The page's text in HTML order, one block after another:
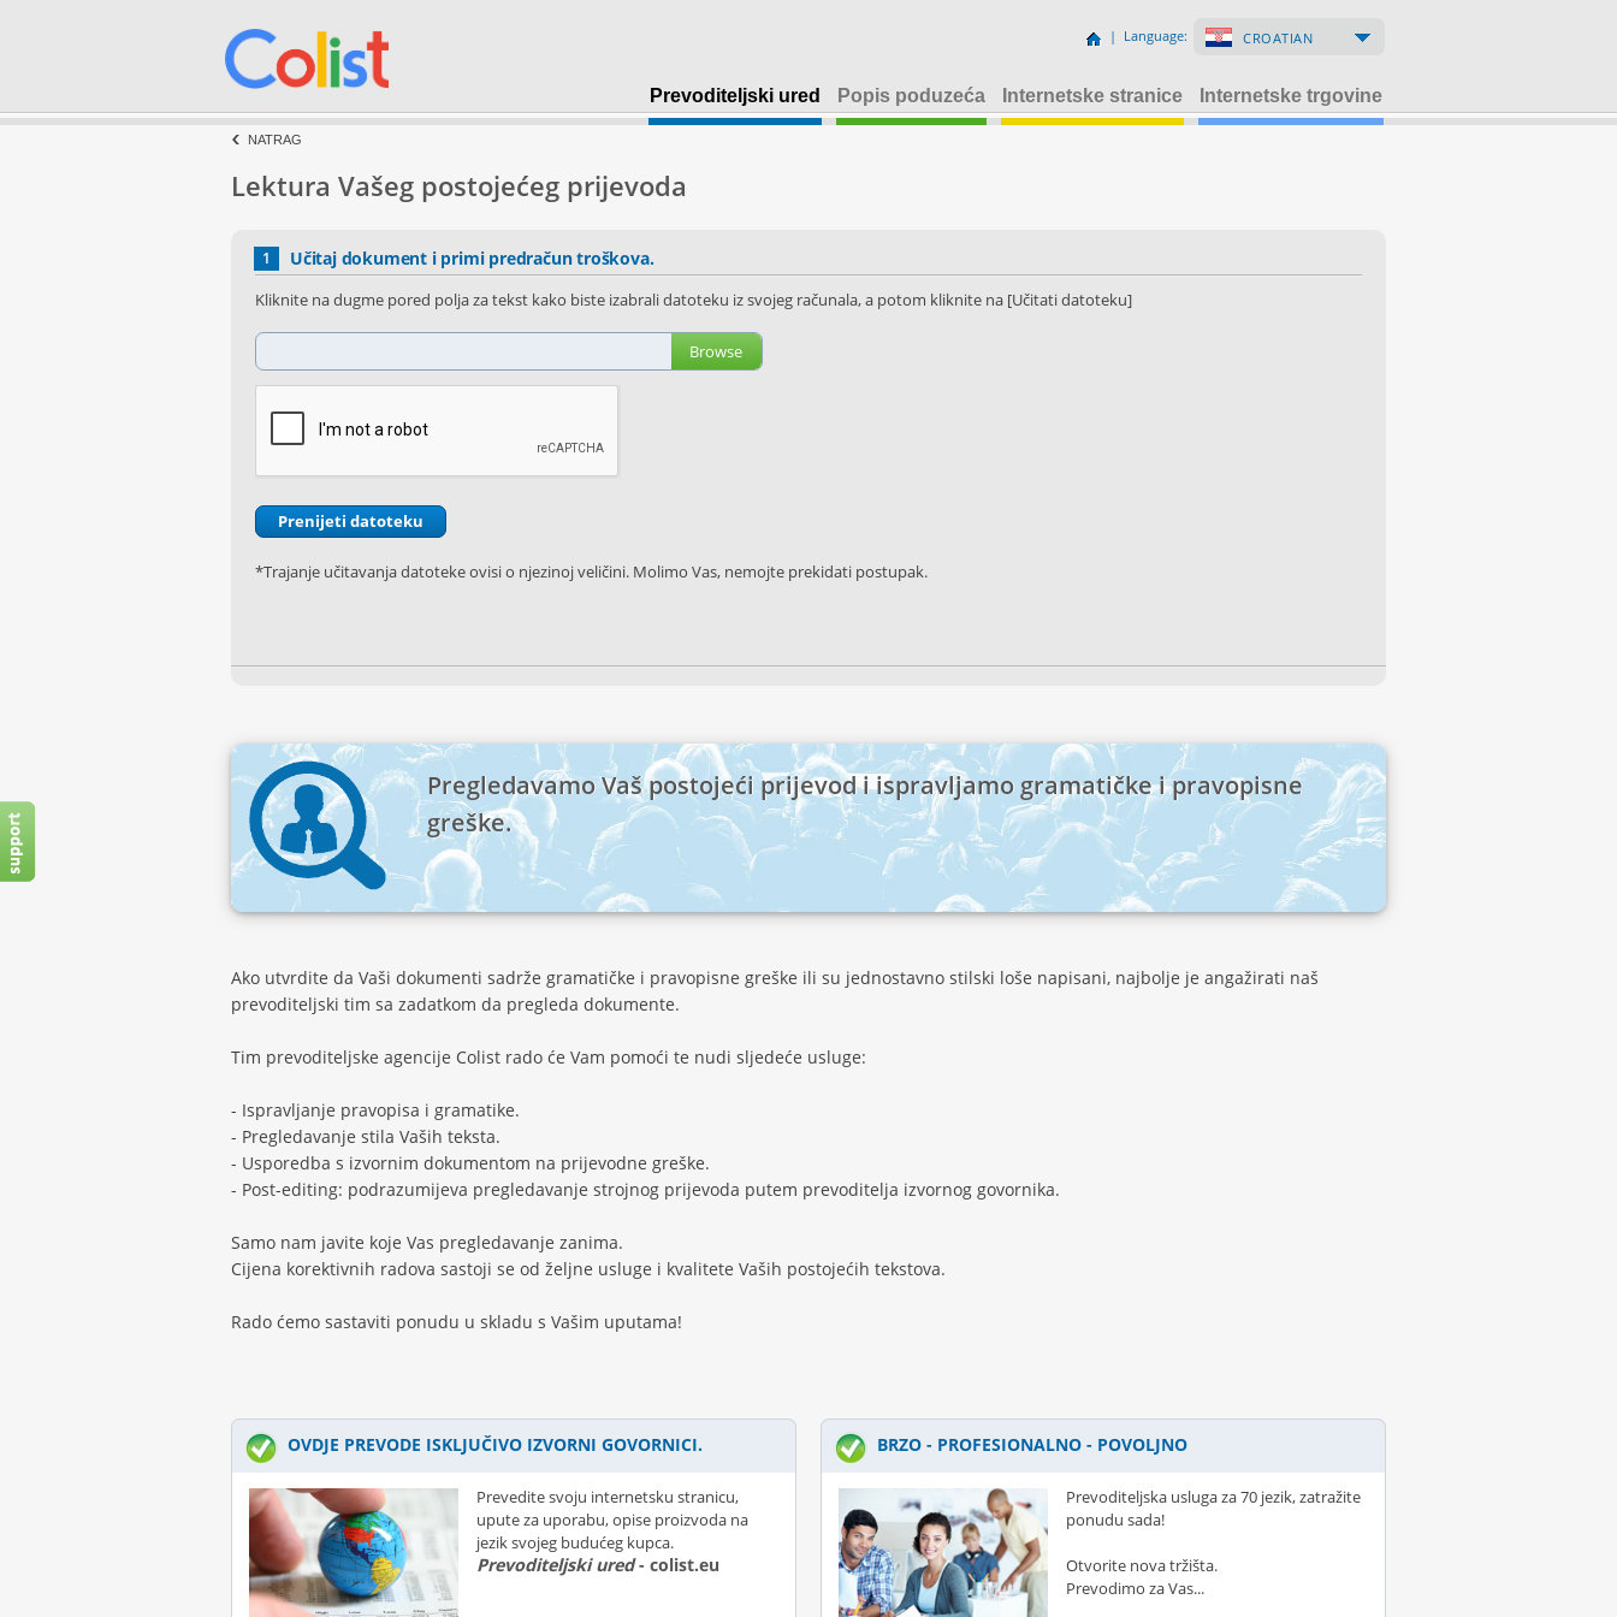
| Language: CROATIAN
Prevoditeljski ured Popis poduzeća Internetske stranice Internetske trgovine
NATRAG
Lektura Vašeg postojećeg prijevoda
1 Učitaj dokument i primi predračun troškova.
Kliknite na dugme pored polja za tekst kako biste izabrali datoteku iz svojeg računala, a potom kliknite na [Učitati datoteku]
Browse
*Trajanje učitavanja datoteke ovisi o njezinoj veličini. Molimo Vas, nemojte prekidati postupak.
Pregledavamo Vaš postojeći prijevod i ispravljamo gramatičke i pravopisne
greške.
Ako utvrdite da Vaši dokumenti sadrže gramatičke i pravopisne greške ili su jednostavno stilski loše napisani, najbolje je angažirati naš
prevoditeljski tim sa zadatkom da pregleda dokumente.
Tim prevoditeljske agencije Colist rado će Vam pomoći te nudi sljedeće usluge:
- Ispravljanje pravopisa i gramatike.
- Pregledavanje stila Vaših teksta.
- Usporedba s izvornim dokumentom na prijevodne greške.
- Post-editing: podrazumijeva pregledavanje strojnog prijevoda putem prevoditelja izvornog govornika.
Samo nam javite koje Vas pregledavanje zanima.
Cijena korektivnih radova sastoji se od željne usluge i kvalitete Vaših postojećih tekstova.
Rado ćemo sastaviti ponudu u skladu s Vašim uputama!
OVDJE PREVODE ISKLJUČIVO IZVORNI GOVORNICI.
Prevedite svoju internetsku stranicu,
upute za uporabu, opise proizvoda na
jezik svojeg budućeg kupca.
Prevoditeljski ured- colist.eu
BRZO - PROFESIONALNO - POVOLJNO
Prevoditeljska usluga za 70 jezik, zatražite
ponudu sada!
Otvorite nova tržišta.
Prevodimo za Vas...